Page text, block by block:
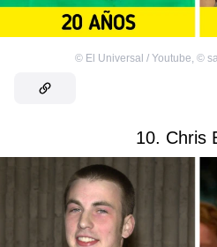
© El Universal / Youtube, ©
10. Chris